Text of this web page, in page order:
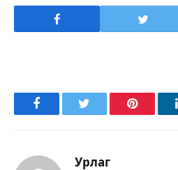
FacebookTwitter Pinterest
Урлаг